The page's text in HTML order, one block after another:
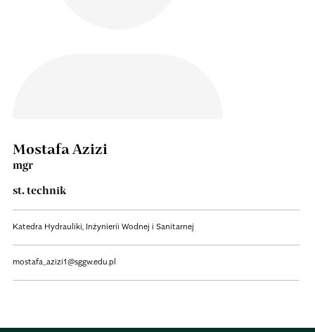
Mostafa Azizi
mgr
st. technik
Katedra Hydrauliki, Inżynierii Wodnej i Sanitarnej
mostafa_azizi1@sggw.edu.pl